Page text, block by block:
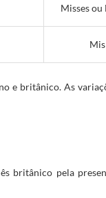
Misses ou
Mis
e britânico. As
britânico pela